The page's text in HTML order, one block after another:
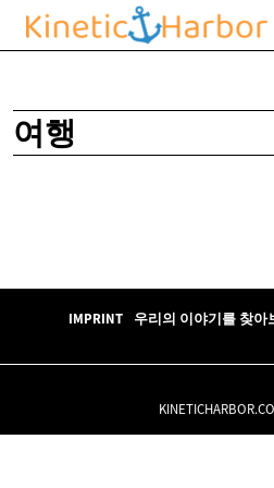
여행
IMPRINT 우리의 이야기를 찾아